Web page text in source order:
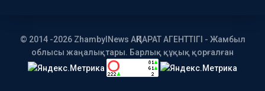
© 2014 -2026 ZhambylNews АҚПАРАТ АГЕНТТІГІ - Жамбыл
облысы жаңалықтары. Барлық құқық қорғалған